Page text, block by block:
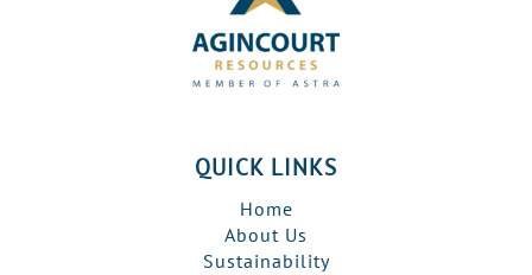
QUICK LINKS
Home
About Us
Sustainability